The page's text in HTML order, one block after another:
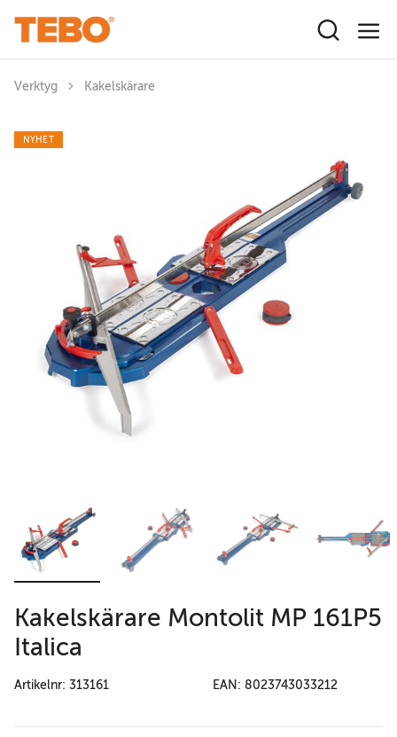
Verktyg Kakelskärare
NYHET
Kakelskärare Montolit MP 161P5
Italica
Artikelnr: 313161 EAN: 8023743033212